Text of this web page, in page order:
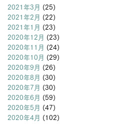
2021年3月 (25)
2021年2月 (22)
2021年1月 (23)
2020年12月 (23)
2020年11月 (24)
2020年10月 (29)
2020年9月 (26)
2020年8月 (30)
2020年7月 (30)
2020年6月 (59)
2020年5月 (47)
2020年4月 (102)